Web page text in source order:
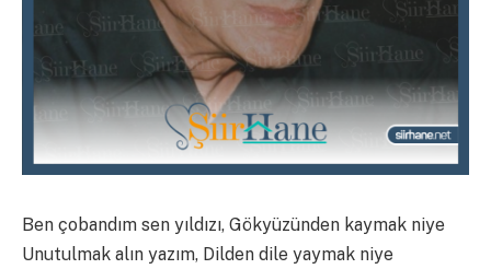
Ben çobandım sen yıldızı, Gökyüzünden kaymak niye
Unutulmak alın yazım, Dilden dile yaymak niye